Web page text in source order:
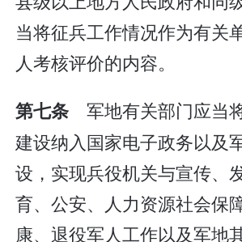
当将征兵工作情况作为有关
人考核评价的内容。
第七条 军地有关部门应当
建设纳入国家电子政务以及
设，实现兵役机关与宣传、
育、公安、人力资源社会保
康、退役军人工作以及军地